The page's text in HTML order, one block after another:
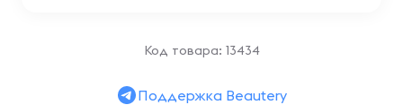
Код товара: 13434
Поддержка Beautery